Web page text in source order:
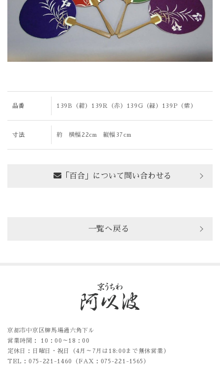
品番 139B（紺）139R（赤）139G（緑）139P（紫）
寸法 約 横幅22cm 縦幅37cm
「百合」について問い合わせる
一覧へ戻る
京都市中京区柳馬場通六角下ル
営業時間： 10：00～18：00
定休日：日曜日・祝日（4月～7月は18:00まで無休営業）
TEL：075-221-1460（FAX：075-221-1565）